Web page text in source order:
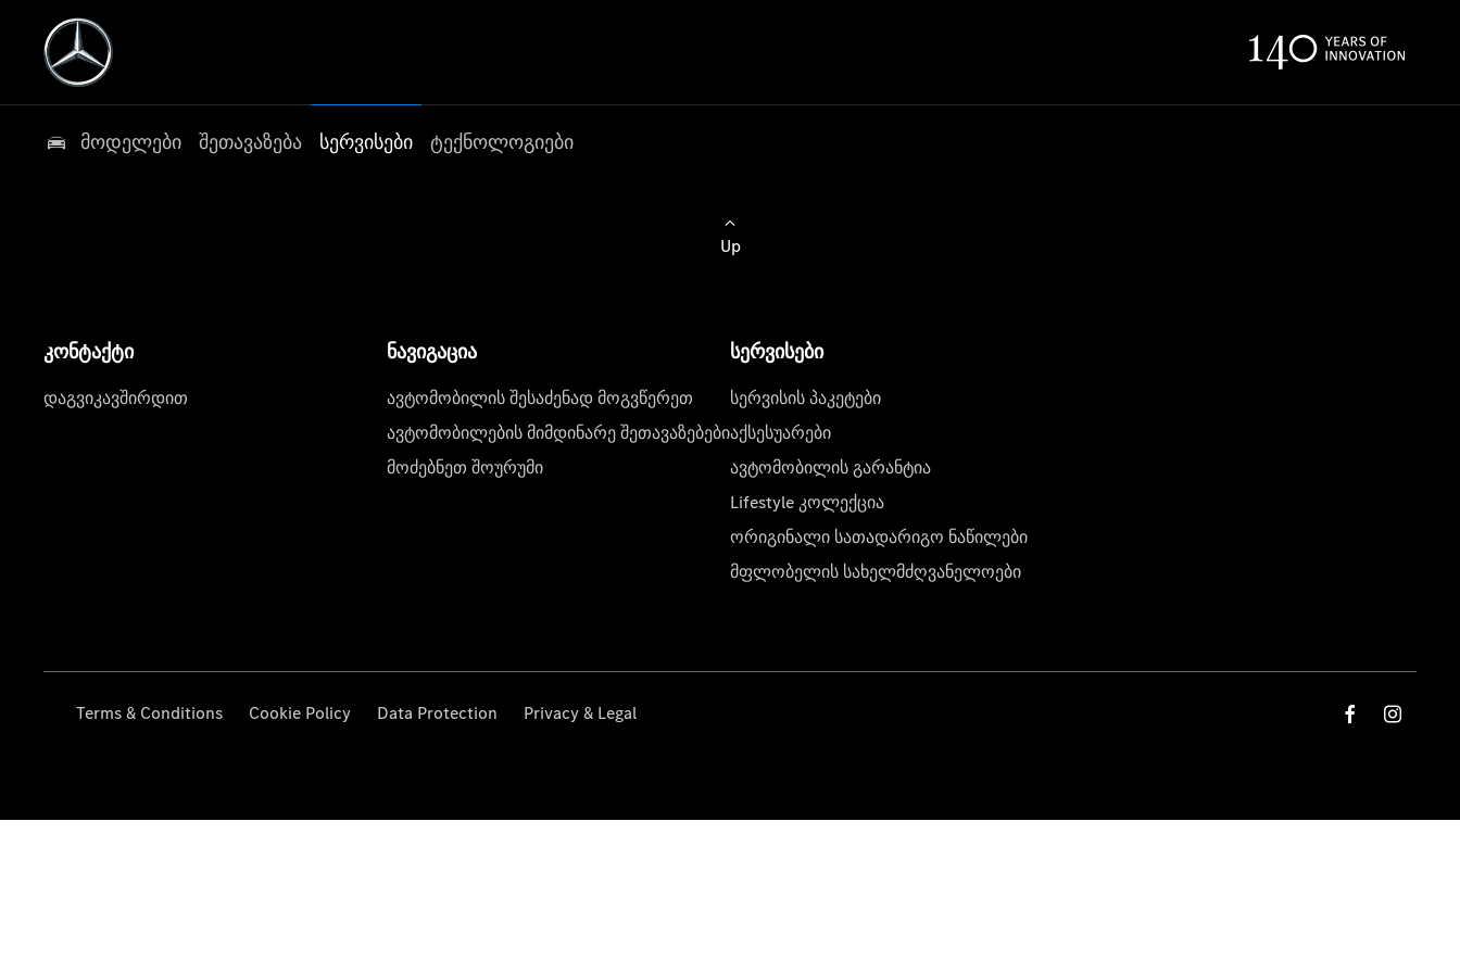
მოდელები შეთავაზება სერვისები ტექნოლოგიები
Up
კონტაქტი
დაგვიკავშირდით
ნავიგაცია
ავტომობილის შესაძენად მოგვწერეთ
ავტომობილების მიმდინარე შეთავაზებები
მოძებნეთ შოურუმი
სერვისები
სერვისის პაკეტები
აქსესუარები
ავტომობილის გარანტია
Lifestyle კოლექცია
ორიგინალი სათადარიგო ნაწილები
მფლობელის სახელმძღვანელოები
Terms & Conditions Cookie Policy Data Protection Privacy & Legal